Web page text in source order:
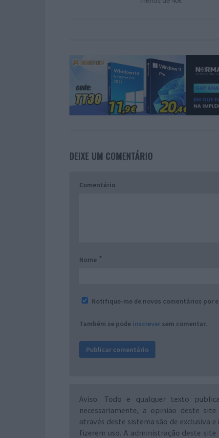
DEIXE UM COMENTÁRIO
Comentário
Nome *
Notifique-me de novos comentários por
Também se pode inscrever sem comentar.
Aviso: Todo e qualquer texto
necessariamente, a opinião deste
através deste sistema são de exclusiva
fizerem uso. A administração deste